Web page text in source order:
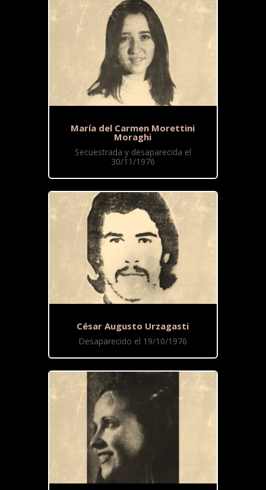
María del Carmen Morettini
Moraghi
Secuestrada y desaparecida el
30/11/1976
César Augusto Urzagasti
Desaparecido el 19/10/1976